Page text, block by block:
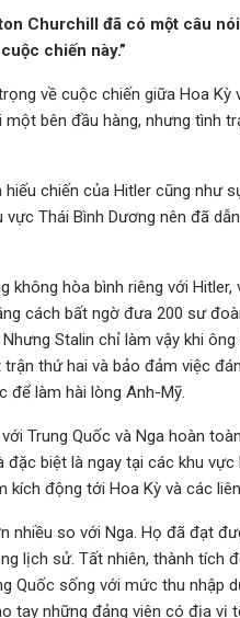
Churchill đã có một câu
chiến này.”
về cuộc chiến giữa Hoa
bên đầu hàng, nhưng tình
chiến của Hitler cũng như
vực Thái Bình Dương nên đã
không hòa bình riêng với
cách bất ngờ đưa 200 sư
Stalin chỉ làm vậy khi
thứ hai và bảo đảm việc
để làm hài lòng Anh-Mỹ.
Trung Quốc và Nga hoàn
biệt là ngay tại các khu
kích động tới Hoa Kỳ và các
nhiều so với Nga. Họ đã đạt
lịch sử. Tất nhiên, thành tích
Quốc sống với mức thu nhập
tay những đảng viên có địa vị